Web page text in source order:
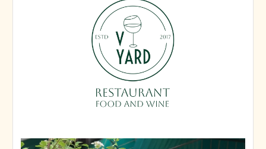
Virid Yard — летняя веранда для
настоящего вкусового
наслаждения в Казани
Virid Yard предлагает
гостям уникальное сочетание
европейской и средиземноморской
кухни на летней веранде, всего
в нескольких минутах от центра